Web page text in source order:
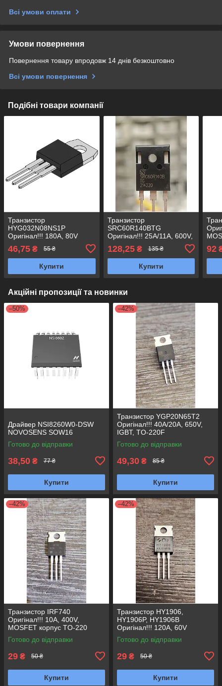
Всі умови оплати
Умови повернення
Повернення товару впродовж 14 днів безкоштовно
Всі умови повернення
Подібні товари компанії
Транзистор
HYG032N08NS1P
Оригінал!!! 180A, 80V
46,75 ₴ 55 ₴
Купити
Транзистор
SRC60R140BTG
Оригінал!!! 25A/11A, 600V,
CRJQ190N65GCFG ,
SRC60R140BTFG TO-247
128,25₴ 135 ₴
Купити
92
Акційні пропозиції та новинки
–50%
Драйвер NSI8260W0-DSW
NOVOSENS SOW16
Готово до відправки
38,50 ₴ 77 ₴
Купити
–42%
Транзистор YGP20N65T2
Оригінал!!! 40A/20A, 650V,
IGBT, TO-220F
Готово до відправки
49,30 ₴ 85 ₴
Купити
–42%
Транзистор IRF740
Оригінал!!! 10A, 400V,
MOSFET корпус TO-220
Готово до відправки
29 ₴ 50 ₴
Купити
–42%
Транзистор HY1906,
HY1906P, HY1906B
Оригінал!!! 120A, 60V
MOSFET (Замена IRF3205
HRF3205 HUF75344P3) TO-
Готово до відправки
29 ₴ 50 ₴
Купити